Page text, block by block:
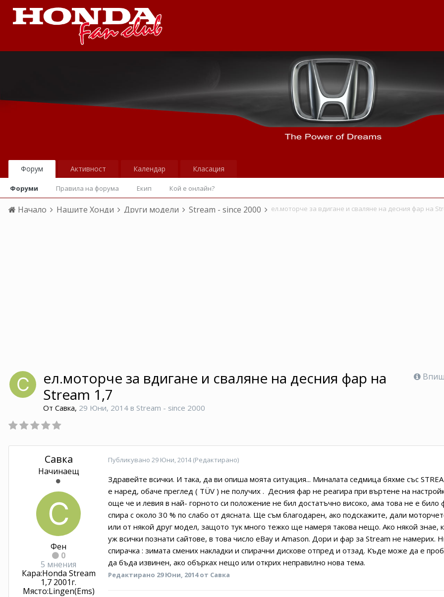
Форум
Форуми Правила на форума Екип Кой е онлайн?
Активност Календар Класация
Начало Нашите Хонди Други модели Stream - since 2000 ел.моторче за вдигане и сваляне на десния фар на
ел.моторче за вдигане и сваляне на десния фар на
Stream 1,7
От Савка, 29 Юни, 2014 в Stream - since 2000
Савка
Начинаещ
Фен
0
5 мнения
Кара:Honda Stream
1,7 2001г.
Място:Lingen(Ems)
Публикувано 29 Юни, 2014(Редактирано)
Здравейте всички. И така, да ви опиша моята ситуация... Миналата седмица бяхме със
е наред, обаче преглед ( TÜV ) не получих . Десния фар не реагира при въртене на
още че и левия в най- горното си положение не бил достатъчно високо, ама това не е било
спира с около 30 % по слабо от дясната. Ще съм благодарен, ако подскажите, дали
или от някой друг модел, защото тук много тежко ще намеря такова нещо. Ако някой
уж всички познати сайтове, в това число eBay и Amason. Дори и фар за Stream не намерих.
спирачка : зимата смених накладки и спирачни дискове отпред и отзад. Къде може да е
да бъда извинен, ако обърках нещо или открих неправилно нова тема.
Редактирано 29 Юни, 2014от Савка